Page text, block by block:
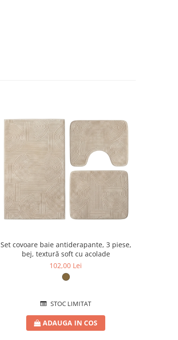
Set covoare baie antiderapante, 3 piese,
bej, textură soft cu acolade
102,00 Lei
STOC LIMITAT
ADAUGA IN COS